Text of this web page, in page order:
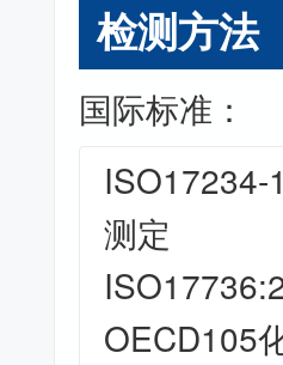
检测方法
国际标准：
ISO17234-
测定
OECD105